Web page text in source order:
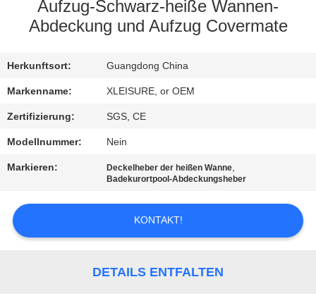
CONTROL
US
REQUEST
A
QUOTE
SITEMAP
Aufzug-Schwarz-heiße Wannen-
Abdeckung und Aufzug Covermate
Herkunftsort: Guangdong China
Markenname: XLEISURE, or OEM
Zertifizierung: SGS, CE
Modellnummer: Nein
Markieren: Deckelheber der heißen Wanne,
Badekurortpool-Abdeckungsheber
KONTAKT!
DETAILS ENTFALTEN